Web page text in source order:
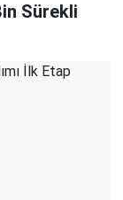
Sürekli